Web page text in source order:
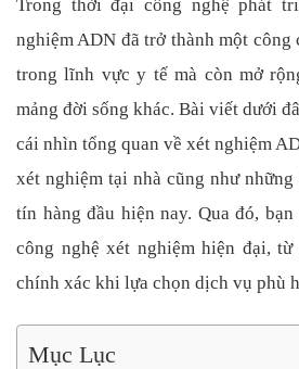
Trong thời đại công nghệ phát
nghiệm ADN đã trở thành một
trong lĩnh vực y tế mà còn mở
mảng đời sống khác. Bài viết dưới
cái nhìn tổng quan về xét nghiệm
xét nghiệm tại nhà cũng như
tín hàng đầu hiện nay. Qua đó,
công nghệ xét nghiệm hiện đại,
chính xác khi lựa chọn dịch vụ phù
Mục Lục